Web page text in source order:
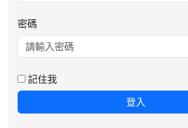
密碼
記住我
登入
2026-08-06
公告115年桃園市運動
楊梅區代表選手服裝領取通知
2026-08-05
師甄選簡章
115學年度一